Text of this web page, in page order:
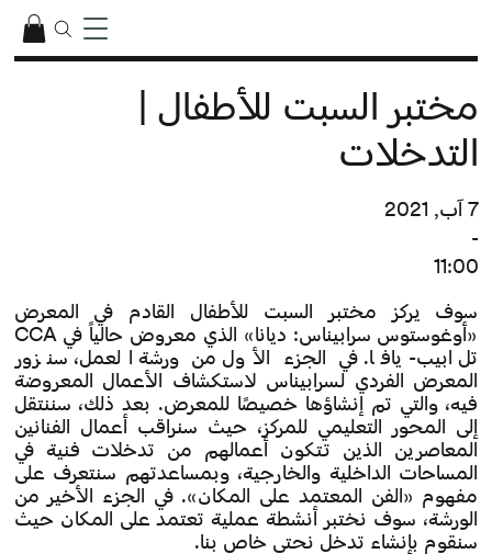
سوف يركز مختبر السبت للأطفال القادم في المعرض
«أوغوستوس سرابيناس: ديانا» الذي معروض حالياً في CCA
تل ابيب-يافا. في الجزء الأول من ورشة العمل، سنزور
المعرض الفردي لـسرابيناس لاستكشاف الأعمال المعروضة
فيه، والتي تم إنشاؤها خصيصًا للمعرض. بعد ذلك، سننتقل
إلى المحور التعليمي للمركز، حيث سنراقب أعمال الفنانين
المعاصرين الذين تتكون أعمالهم من تدخلات فنية في
المساحات الداخلية والخارجية، وبمساعدتهم سنتعرف على
مفهوم «الفن المعتمد على المكان». في الجزء الأخير من
الورشة، سوف نختبر أنشطة عملية تعتمد على المكان حيث
سنقوم بإنشاء تدخل نحتي خاص بنا.
مختبر السبت للأطفال |
التدخلات
7 آب, 2021
-
11:00